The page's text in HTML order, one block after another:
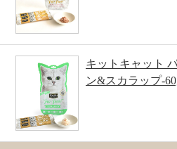
キットキャット
ン&スカラップ-